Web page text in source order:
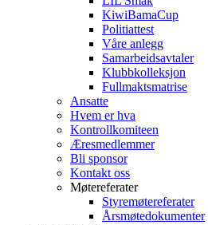
KiwiBamaCup
Politiattest
Våre anlegg
Samarbeidsavtaler
Klubbkolleksjon
Fullmaktsmatrise
Ansatte
Hvem er hva
Kontrollkomiteen
Æresmedlemmer
Bli sponsor
Kontakt oss
Møtereferater
Styremøtereferater
Årsmøtedokumenter